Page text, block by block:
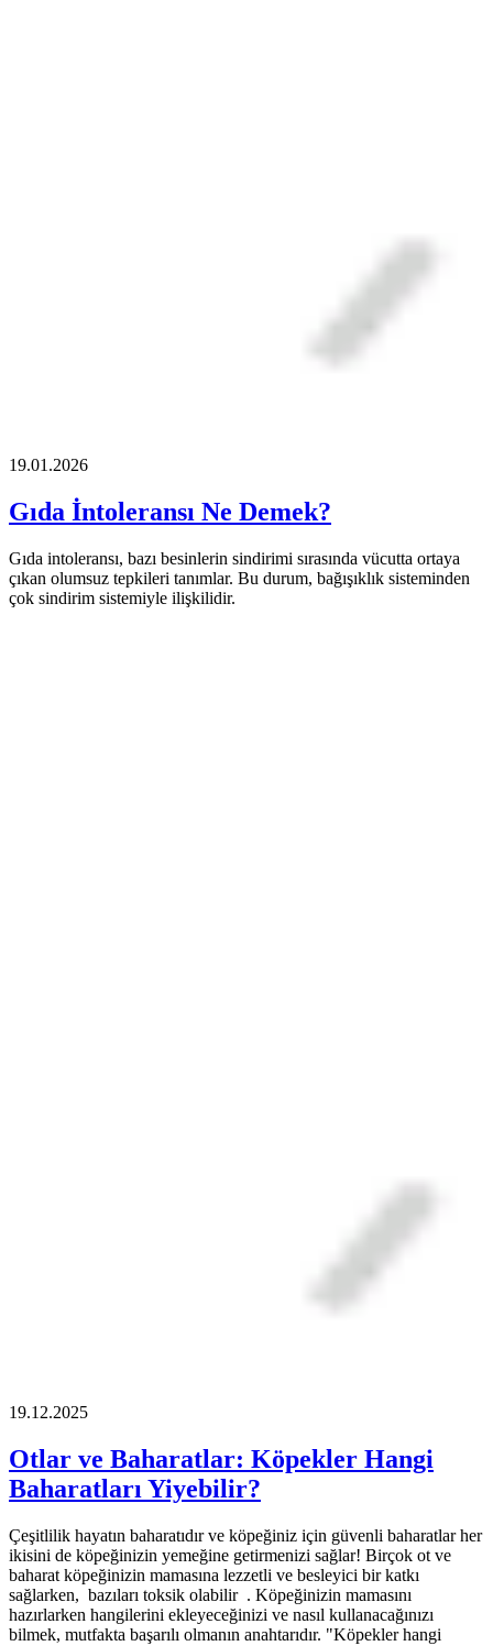
19.01.2026
Gıda İntoleransı Ne Demek?
Gıda intoleransı, bazı besinlerin sindirimi sırasında vücutta ortaya
çıkan olumsuz tepkileri tanımlar. Bu durum, bağışıklık sisteminden
çok sindirim sistemiyle ilişkilidir.
19.12.2025
Otlar ve Baharatlar: Köpekler Hangi
Baharatları Yiyebilir?
Çeşitlilik hayatın baharatıdır ve köpeğiniz için güvenli baharatlar her
ikisini de köpeğinizin yemeğine getirmenizi sağlar! Birçok ot ve
baharat köpeğinizin mamasına lezzetli ve besleyici bir katkı
sağlarken, bazıları toksik olabilir . Köpeğinizin mamasını
hazırlarken hangilerini ekleyeceğinizi ve nasıl kullanacağınızı
bilmek, mutfakta başarılı olmanın anahtarıdır. "Köpekler hangi